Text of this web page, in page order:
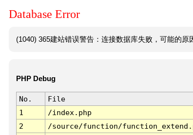
Database Error
(1040) 365建站错误警告：连接数据库失败，可能的原
PHP Debug
No. File
1
/index.php
2
/source/function/